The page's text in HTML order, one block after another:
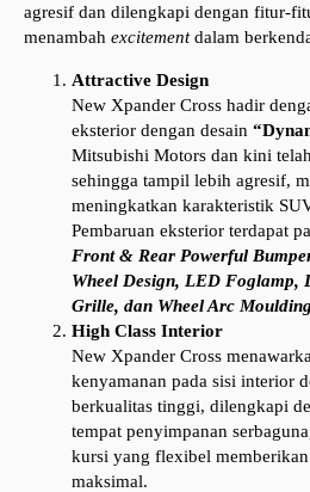
agresif dan dilengkapi dengan fitur-
menambah excitementdalam
Attractive Design
New Xpander Cross hadir
eksterior dengan desain
Mitsubishi Motors dan kini
sehingga tampil lebih agresif,
meningkatkan karakteristik
Pembaruan eksterior terdapat
Front & Rear Powerful
Wheel Design, LED Foglamp,
Grille, dan Wheel Arc Moulding
High Class Interior
New Xpander Cross
kenyamanan pada sisi interior
berkualitas tinggi, dilengkapi
tempat penyimpanan
kursi yang flexibel
maksimal.